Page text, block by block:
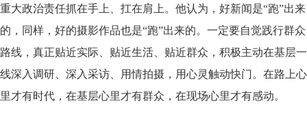
重大政治责任抓在手上、扛在肩上。他认为，好新闻是“跑”出来
的，同样，好的摄影作品也是“跑”出来的。一定要自觉践行群众
路线，真正贴近实际、贴近生活、贴近群众，积极主动在基层一
线深入调研、深入采访、用情拍摄，用心灵触动快门。在路上心
里才有时代，在基层心里才有群众，在现场心里才有感动。